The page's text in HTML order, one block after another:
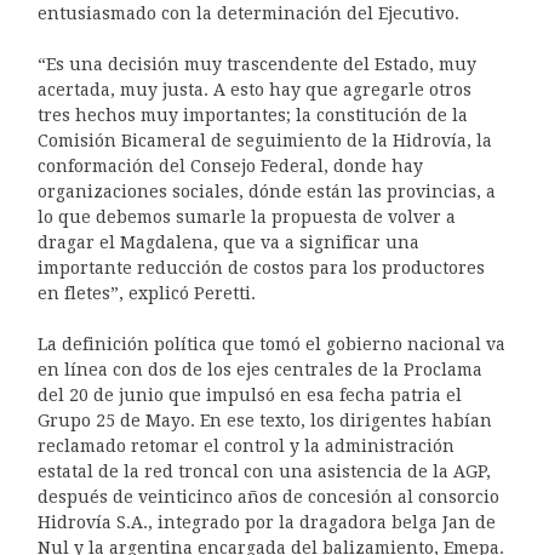
entusiasmado con la determinación del Ejecutivo.
“Es una decisión muy trascendente del Estado, muy
acertada, muy justa. A esto hay que agregarle otros
tres hechos muy importantes; la constitución de la
Comisión Bicameral de seguimiento de la Hidrovía, la
conformación del Consejo Federal, donde hay
organizaciones sociales, dónde están las provincias, a
lo que debemos sumarle la propuesta de volver a
dragar el Magdalena, que va a significar una
importante reducción de costos para los productores
en fletes”, explicó Peretti.
La definición política que tomó el gobierno nacional va
en línea con dos de los ejes centrales de la Proclama
del 20 de junio que impulsó en esa fecha patria el
Grupo 25 de Mayo. En ese texto, los dirigentes habían
reclamado retomar el control y la administración
estatal de la red troncal con una asistencia de la AGP,
después de veinticinco años de concesión al consorcio
Hidrovía S.A., integrado por la dragadora belga Jan de
Nul y la argentina encargada del balizamiento, Emepa.